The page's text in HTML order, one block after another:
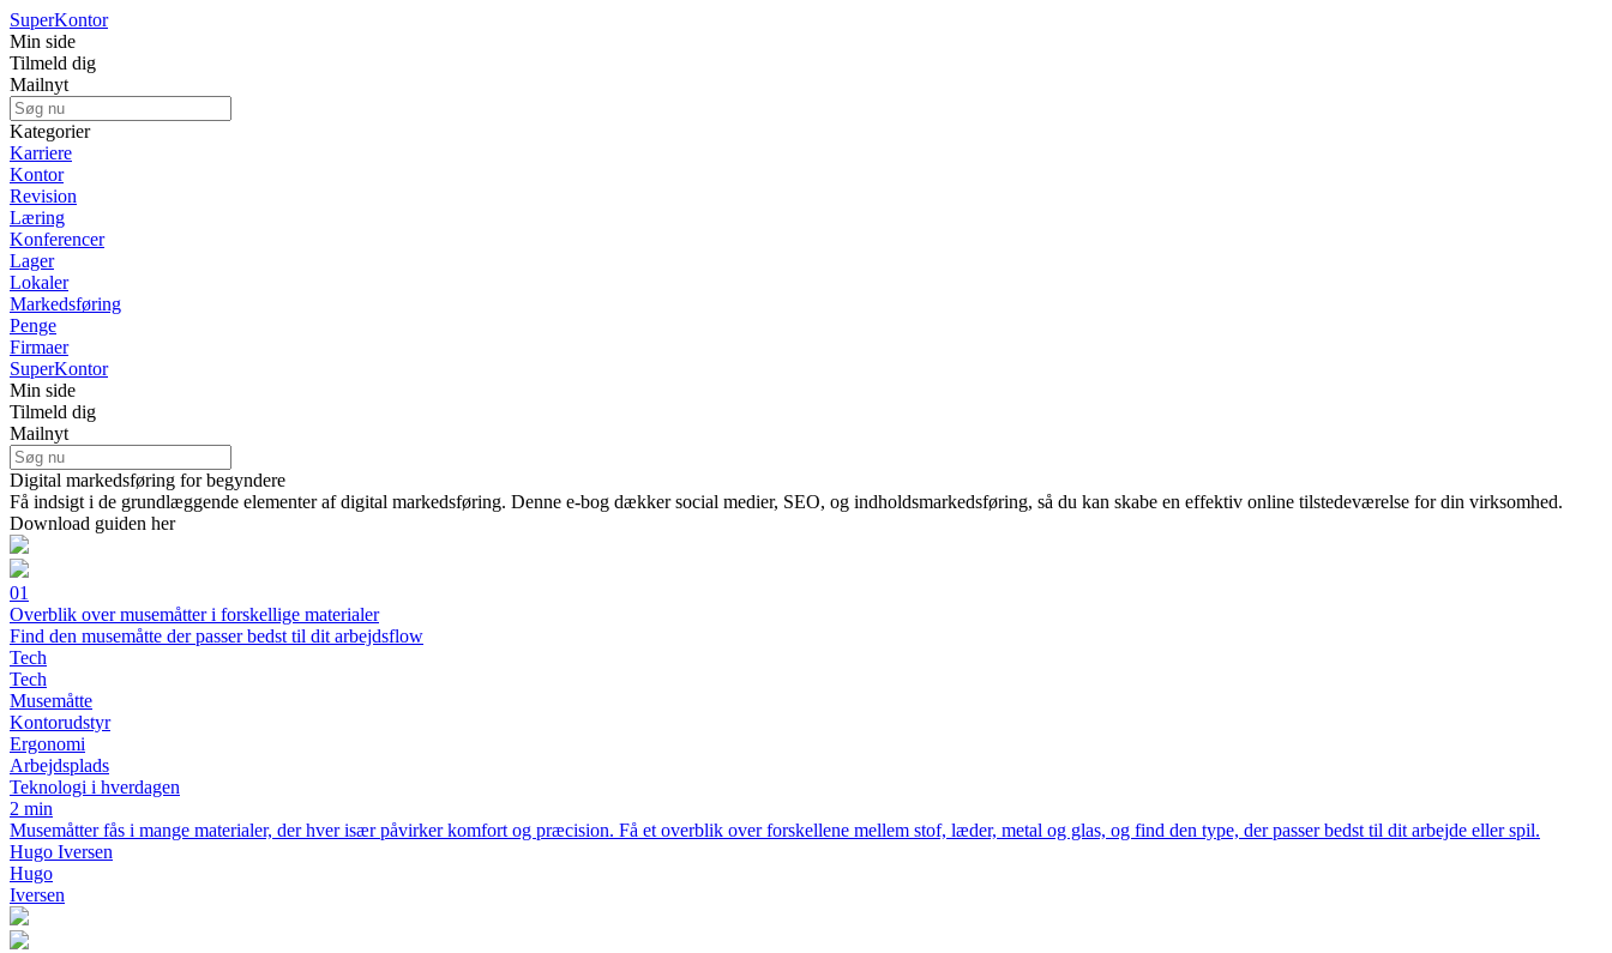
SuperKontor
Min side
Tilmeld dig
Mailnyt
Kategorier
Karriere
Kontor
Revision
Læring
Konferencer
Lager
Lokaler
Markedsføring
Penge
Firmaer
SuperKontor
Min side
Tilmeld dig
Mailnyt
Digital markedsføring for begyndere
Få indsigt i de grundlæggende elementer af digital markedsføring. Denne e-bog dækker social medier, SEO, og indholdsmarkedsføring, så du kan skabe en effektiv online tilstedeværelse for din virksomhed.
Download guiden her
01
Overblik over musemåtter i forskellige materialer
Find den musemåtte der passer bedst til dit arbejdsflow
Tech
Tech
Musemåtte
Kontorudstyr
Ergonomi
Arbejdsplads
Teknologi i hverdagen
2 min
Musemåtter fås i mange materialer, der hver især påvirker komfort og præcision. Få et overblik over forskellene mellem stof, læder, metal og glas, og find den type, der passer bedst til dit arbejde eller spil.
Hugo Iversen
Hugo
Iversen